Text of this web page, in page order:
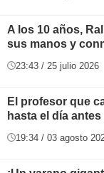
A los 10 años,
sus manos y
23:43 / 25 julio 2026
El profesor que
hasta el día
19:34 / 03 agosto